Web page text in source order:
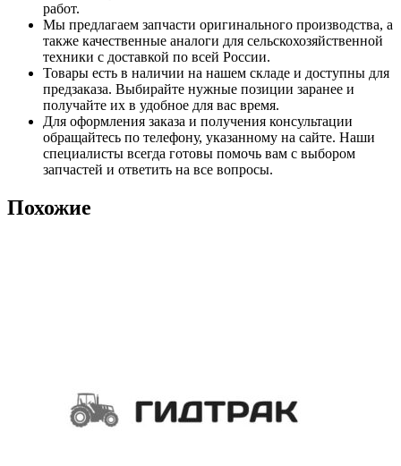
работ.
Мы предлагаем запчасти оригинального производства, а
также качественные аналоги для сельскохозяйственной
техники с доставкой по всей России.
Товары есть в наличии на нашем складе и доступны для
предзаказа. Выбирайте нужные позиции заранее и
получайте их в удобное для вас время.
Для оформления заказа и получения консультации
обращайтесь по телефону, указанному на сайте. Наши
специалисты всегда готовы помочь вам с выбором
запчастей и ответить на все вопросы.
Похожие